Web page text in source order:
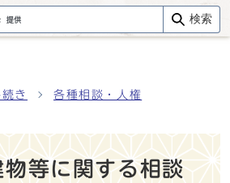
検索
き 各種相談・人権
等に関する相談